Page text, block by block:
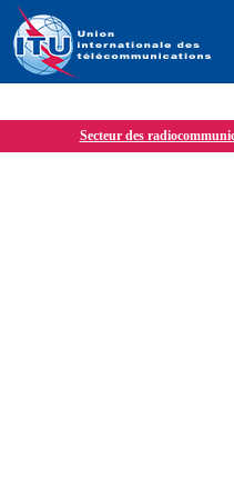
Secteur des